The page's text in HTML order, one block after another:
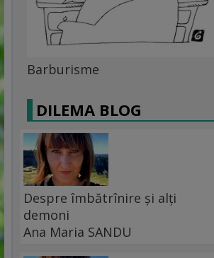
Barburisme
DILEMA BLOG
Despre îmbătrînire și alți
demoni
Ana Maria SANDU